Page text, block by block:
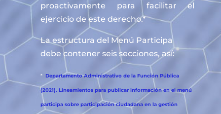
proactivamente para facilitar el
ejercicio de este derecho.*
La estructura del Menú Participa
debe contener seis secciones, así:
* Departamento Administrativo de la Función Pública
(2021). Lineamientos para publicar información en el menú
participa sobre participación ciudadana en la gestión